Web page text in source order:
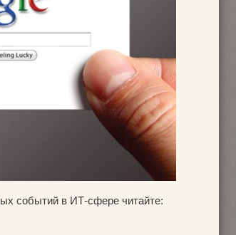
событий в ИТ-сфере читайте: